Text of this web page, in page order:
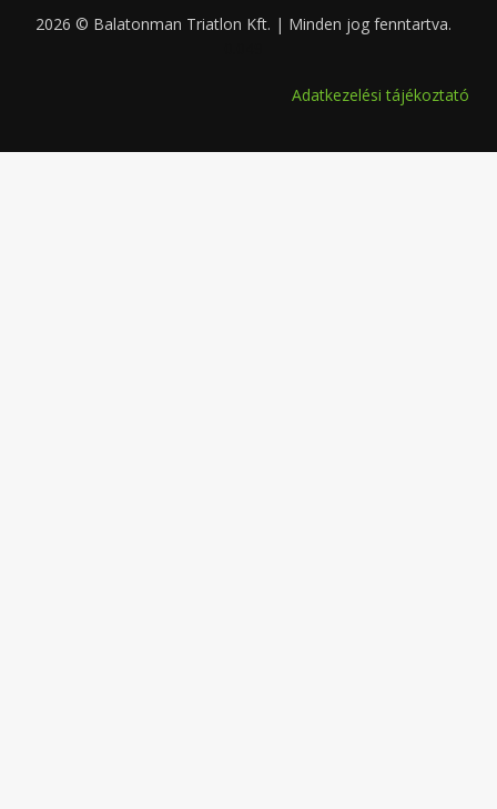
2026 © Balatonman Triatlon Kft. | Minden jog fenntartva.
Adatkezelési tájékoztató